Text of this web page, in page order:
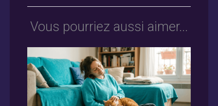
Vous pourriez aussi aimer...